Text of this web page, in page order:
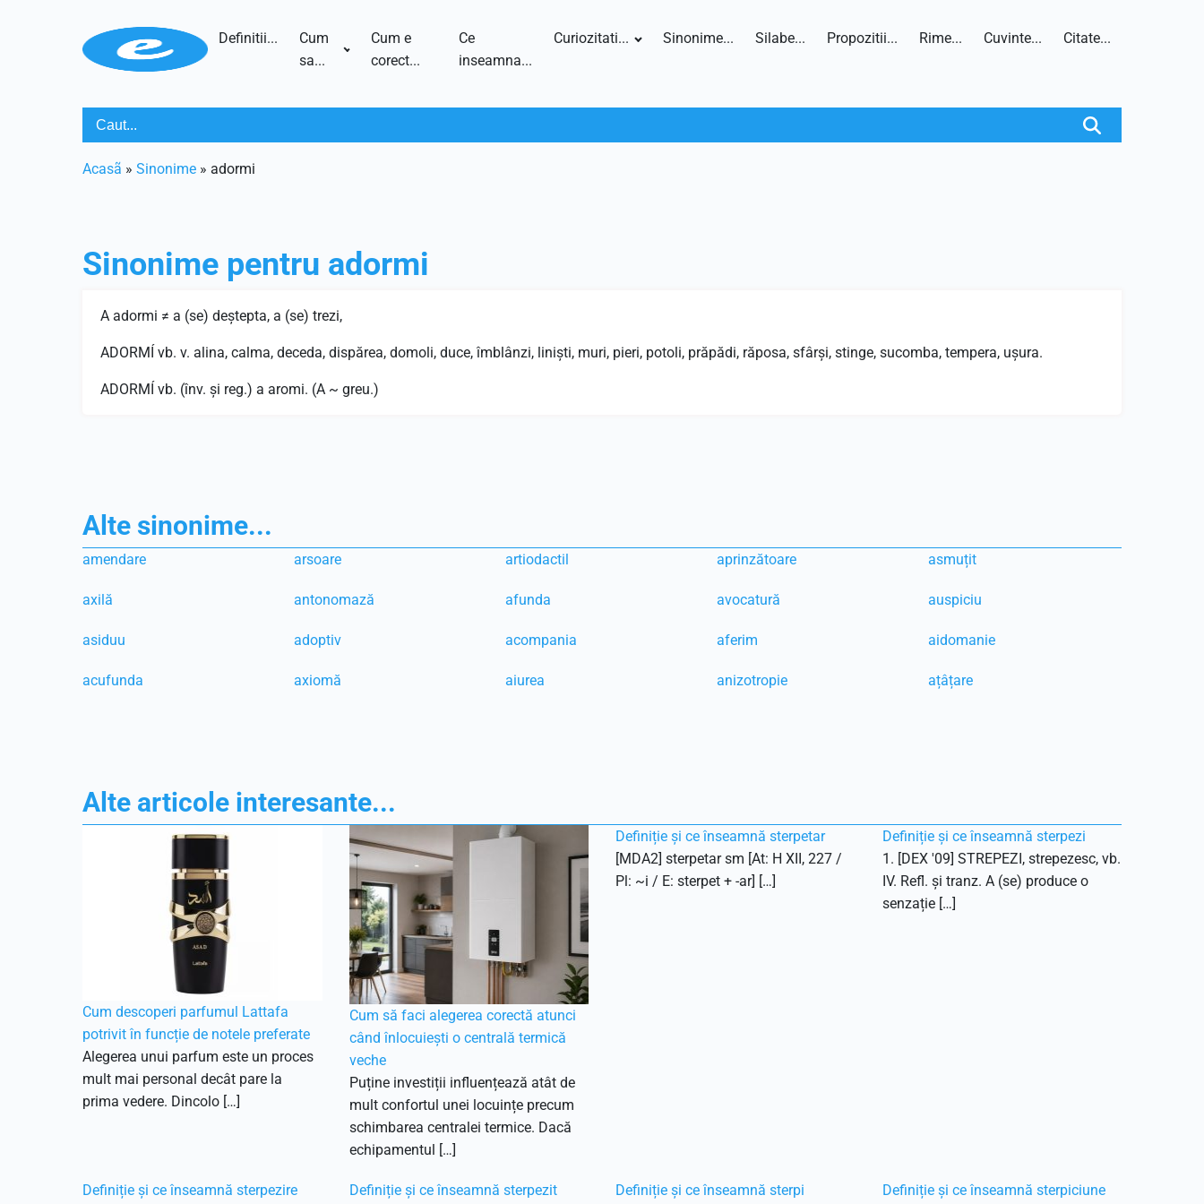
Definitii...
Cum
sa...
Cum e
corect...
Ce
inseamna...
Curiozitati... Sinonime... Silabe... Propozitii... Rime... Cuvinte... Citate...
Acasã » Sinonime » adormi
Sinonime pentru adormi
A adormi ≠ a (se) deştepta, a (se) trezi,
ADORMÍ vb. v. alina, calma, deceda, dispărea, domoli, duce, îmblânzi, linişti, muri, pieri, potoli, prăpădi, răposa, sfârşi, stinge, sucomba, tempera, uşura.
ADORMÍ vb. (înv. şi reg.) a aromi. (A ~ greu.)
Alte sinonime...
amendare arsoare artiodactil aprinzătoare asmuțit
axilă antonomază afunda avocatură auspiciu
asiduu adoptiv acompania aferim aidomanie
acufunda axiomă aiurea anizotropie ațâțare
Alte articole interesante...
Cum descoperi parfumul Lattafa
potrivit în funcție de notele preferate
Alegerea unui parfum este un proces
mult mai personal decât pare la
prima vedere. Dincolo […]
Cum să faci alegerea corectă atunci
când înlocuiești o centrală termică
veche
Puține investiții influențează atât de
mult confortul unei locuințe precum
schimbarea centralei termice. Dacă
echipamentul […]
Definiție și ce înseamnă sterpetar
[MDA2] sterpetar sm [At: H XII, 227 /
Pl: ~i / E: sterpet + -ar] […]
Definiție și ce înseamnă sterpezi
1. [DEX '09] STREPEZI, strepezesc, vb.
IV. Refl. și tranz. A (se) produce o
senzație […]
Definiție și ce înseamnă sterpezire Definiție și ce înseamnă sterpezit Definiție și ce înseamnă sterpi Definiție și ce înseamnă sterpiciune